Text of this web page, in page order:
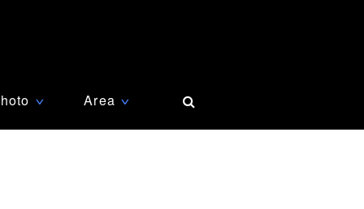
∨ Area ∨